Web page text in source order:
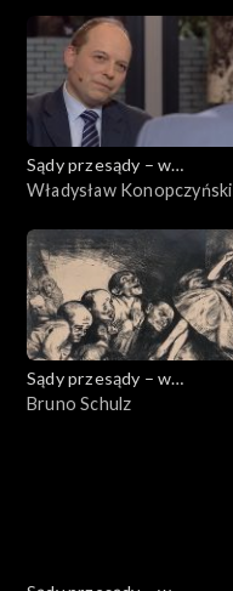
Sądy przesądy – w
powiększeniu
Władysław Konopczyński
Sądy przesądy – w
powiększeniu
Bruno Schulz